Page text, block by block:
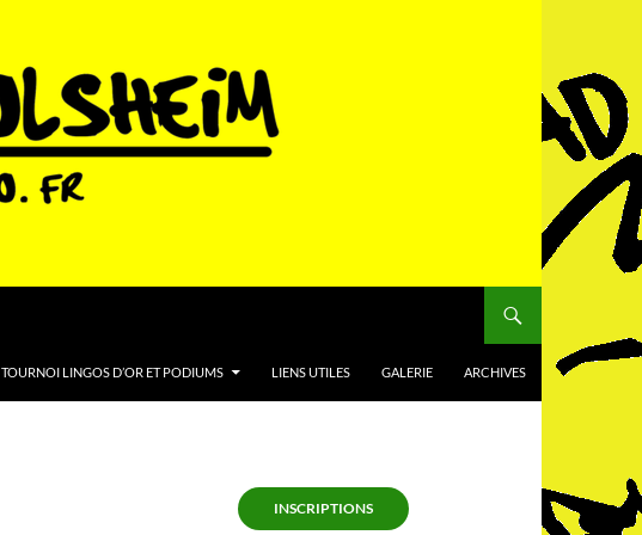
TOURNOI LINGOS D’OR ET PODIUMS LIENS UTILES GALERIE ARCHIVES
INSCRIPTIONS